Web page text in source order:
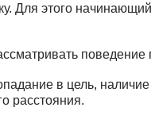
Для этого
поведение
в цель, наличие
расстояния.